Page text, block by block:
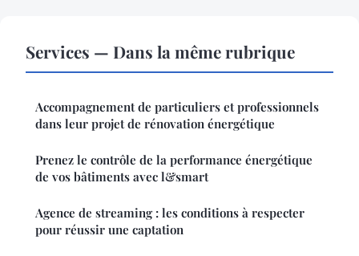
Services — Dans la même rubrique
Accompagnement de particuliers et professionnels
dans leur projet de rénovation énergétique
Prenez le contrôle de la performance énergétique
de vos bâtiments avec l&smart
Agence de streaming : les conditions à respecter
pour réussir une captation